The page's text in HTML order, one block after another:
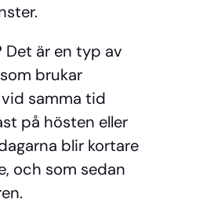
Det är en typ av
brukar
samma tid
på hösten eller
blir kortare
och som sedan